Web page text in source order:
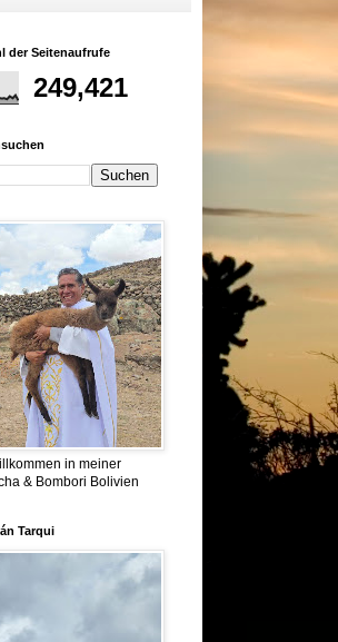
der Seitenaufrufe
249,421
in meiner
& Bombori Bolivien
Tarqui